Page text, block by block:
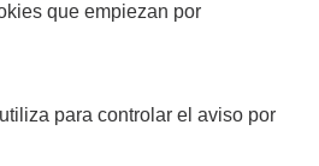
que empiezan por
para controlar el aviso por